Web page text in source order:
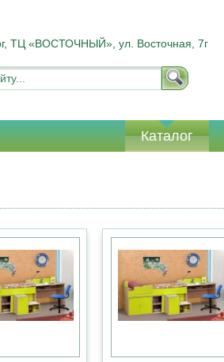
ТЦ «ВОСТОЧНЫЙ», ул. Восточная, 7г
Каталог